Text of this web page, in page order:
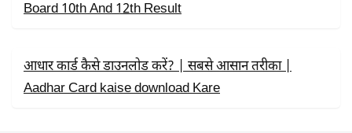
Board 10th And 12th Result
आधार कार्ड कैसे डाउनलोड करें? | सबसे आसान तरीका |
Aadhar Card kaise download Kare